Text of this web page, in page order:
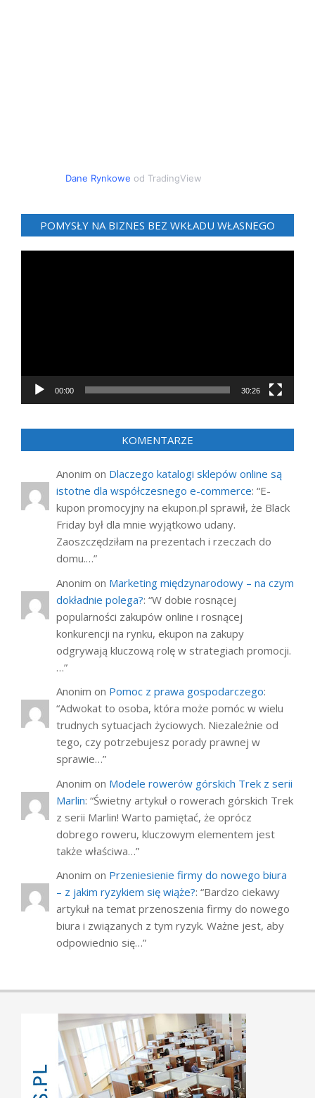
Dane Rynkowe od TradingView
POMYSŁY NA BIZNES BEZ WKŁADU WŁASNEGO
00:00 30:26
KOMENTARZE
Anonim on Dlaczego katalogi sklepów online są
istotne dla współczesnego e-commerce: “E-
kupon promocyjny na ekupon.pl sprawił, że Black
Friday był dla mnie wyjątkowo udany.
Zaoszczędziłam na prezentach i rzeczach do
domu.…”
Anonim on Marketing międzynarodowy – na czym
dokładnie polega?: “W dobie rosnącej
popularności zakupów online i rosnącej
konkurencji na rynku, ekupon na zakupy
odgrywają kluczową rolę w strategiach promocji.
…”
Anonim on Pomoc z prawa gospodarczego:
“Adwokat to osoba, która może pomóc w wielu
trudnych sytuacjach życiowych. Niezależnie od
tego, czy potrzebujesz porady prawnej w
sprawie…”
Anonim on Modele rowerów górskich Trek z serii
Marlin: “Świetny artykuł o rowerach górskich Trek
z serii Marlin! Warto pamiętać, że oprócz
dobrego roweru, kluczowym elementem jest
także właściwa…”
Anonim on Przeniesienie firmy do nowego biura
– z jakim ryzykiem się wiąże?: “Bardzo ciekawy
artykuł na temat przenoszenia firmy do nowego
biura i związanych z tym ryzyk. Ważne jest, aby
odpowiednio się…”